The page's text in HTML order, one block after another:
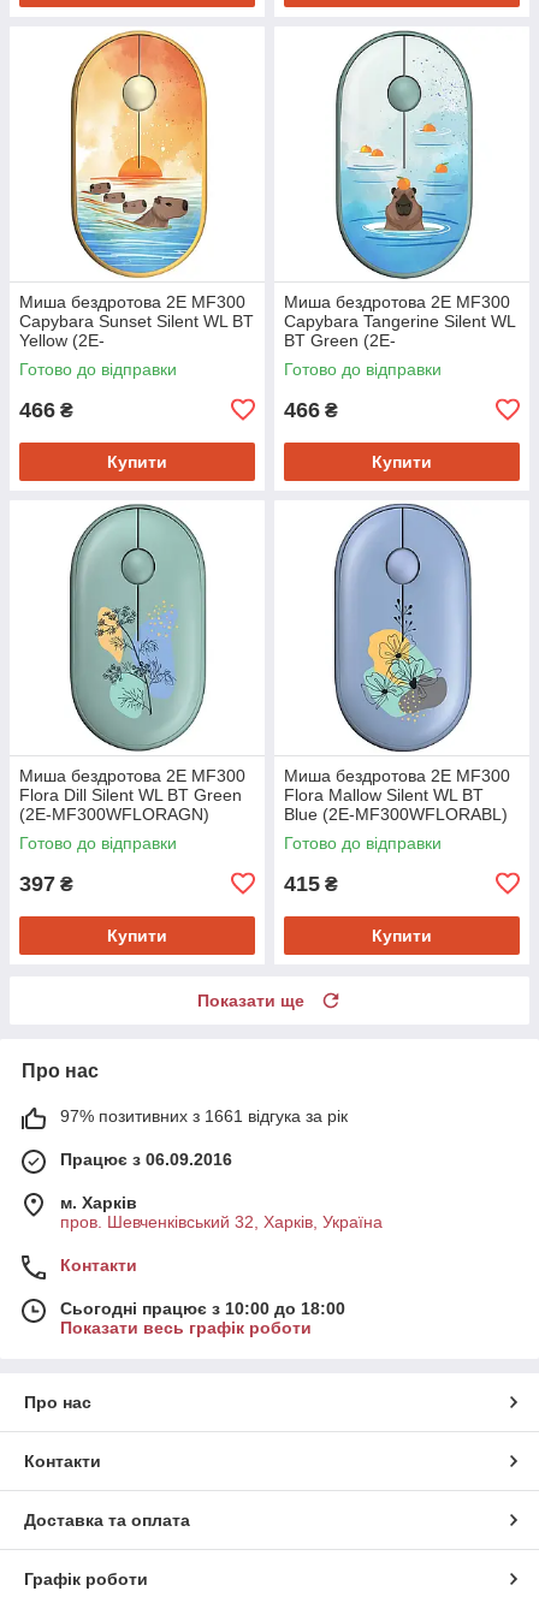
Миша бездротова 2E MF300
Capybara Sunset Silent WL BT
Yellow (2E-
MF300WCAPIBARAYW)
Готово до відправки
466 ₴
Купити
Миша бездротова 2E MF300
Capybara Tangerine Silent WL
BT Green (2E-
MF300WCAPIBARAGN)
Готово до відправки
466 ₴
Купити
Миша бездротова 2E MF300
Flora Dill Silent WL BT Green
(2E-MF300WFLORAGN)
Готово до відправки
397 ₴
Купити
Миша бездротова 2E MF300
Flora Mallow Silent WL BT
Blue (2E-MF300WFLORABL)
Готово до відправки
415 ₴
Купити
Показати ще
Про нас
97% позитивних з 1661 відгука за рік
Працює з 06.09.2016
м. Харків
пров. Шевченківський 32, Харків, Україна
Контакти
Сьогодні працює з 10:00 до 18:00
Показати весь графік роботи
Про нас
Контакти
Доставка та оплата
Графік роботи